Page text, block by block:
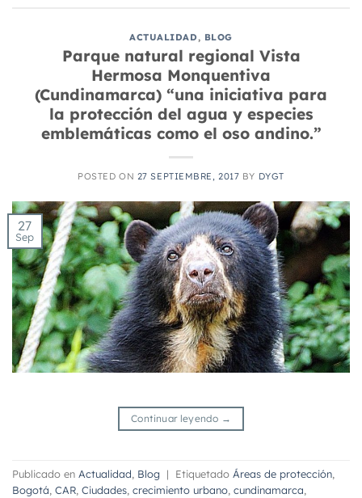
ACTUALIDAD , BLOG
Parque natural regional Vista
Hermosa Monquentiva
(Cundinamarca) “una iniciativa para
la protección del agua y especies
emblemáticas como el oso andino.”
POSTED ON 27 SEPTIEMBRE, 2017 BY DYGT
27
Sep
Continuar leyendo →
Publicado en Actualidad, Blog | Etiquetado Áreas de protección,
Bogotá, CAR, Ciudades, crecimiento urbano, cundinamarca,